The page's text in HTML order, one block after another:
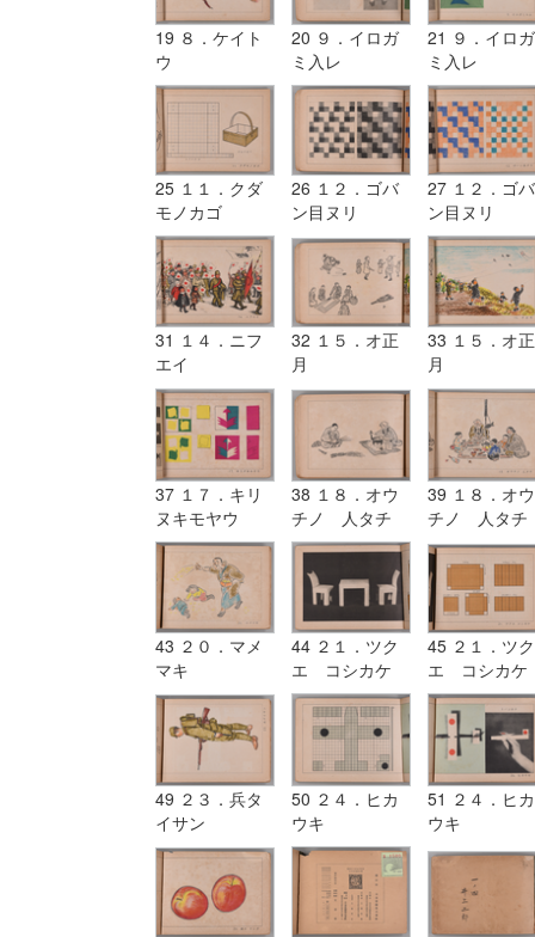
19 ８．ケイト
ウ
20 ９．イロガ
ミ入レ
21 ９．イロガ
ミ入レ
25 １１．クダ
モノカゴ
26 １２．ゴバ
ン目ヌリ
27 １２．ゴバ
ン目ヌリ
31 １４．ニフ
エイ
32 １５．オ正
月
33 １５．オ正
月
37 １７．キリ
ヌキモヤウ
38 １８．オウ
チノ 人タチ
39 １８．オウ
チノ 人タチ
43 ２０．マメ
マキ
44 ２１．ツク
エ コシカケ
45 ２１．ツク
エ コシカケ
49 ２３．兵タ
イサン
50 ２４．ヒカ
ウキ
51 ２４．ヒカ
ウキ